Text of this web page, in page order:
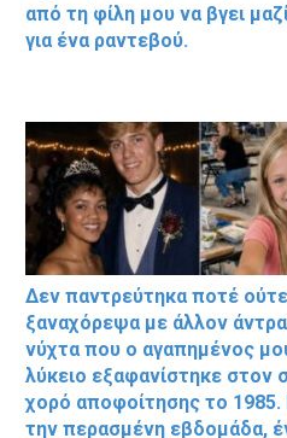
από τη φίλη μου να βγει
για ένα ραντεβού.
Δεν παντρεύτηκα ποτέ ούτε
ξαναχόρεψα με άλλον
νύχτα που ο αγαπημένος
λύκειο εξαφανίστηκε στον
χορό αποφοίτησης το 1985.
την περασμένη εβδομάδα,